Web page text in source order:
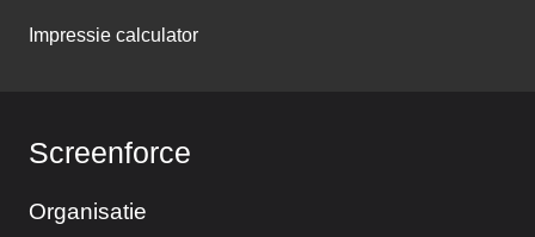
Impressie calculator
Screenforce
Organisatie